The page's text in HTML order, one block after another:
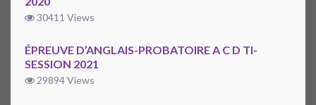
30411 Views
ÉPREUVE D’ANGLAIS-PROBATOIRE A C D TI-
SESSION 2021
29894 Views